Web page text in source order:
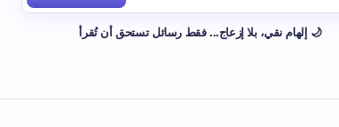
🌙 إلهام نقي، بلا إزعاج... فقط رسائل تستحق أن تُقرأ